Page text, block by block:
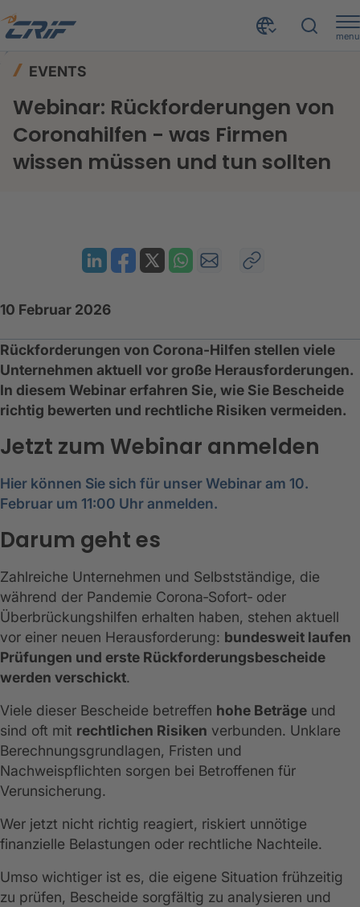
menu
EVENTS
Webinar: Rückforderungen von
Coronahilfen - was Firmen
wissen müssen und tun sollten
10 Februar 2026
Rückforderungen von Corona‑Hilfen stellen viele
Unternehmen aktuell vor große Herausforderungen.
In diesem Webinar erfahren Sie, wie Sie Bescheide
richtig bewerten und rechtliche Risiken vermeiden.
Jetzt zum Webinar anmelden
Hier können Sie sich für unser Webinar am 10.
Februar um 11:00 Uhr anmelden.
Darum geht es
Zahlreiche Unternehmen und Selbstständige, die
während der Pandemie Corona‑Sofort‑ oder
Überbrückungshilfen erhalten haben, stehen aktuell
vor einer neuen Herausforderung: bundesweit laufen
Prüfungen und erste Rückforderungsbescheide
werden verschickt.
Viele dieser Bescheide betreffen hohe Beträge und
sind oft mit rechtlichen Risiken verbunden. Unklare
Berechnungsgrundlagen, Fristen und
Nachweispflichten sorgen bei Betroffenen für
Verunsicherung.
Wer jetzt nicht richtig reagiert, riskiert unnötige
finanzielle Belastungen oder rechtliche Nachteile.
Umso wichtiger ist es, die eigene Situation frühzeitig
zu prüfen, Bescheide sorgfältig zu analysieren und